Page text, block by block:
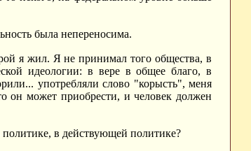
была непереносима.
я жил. Я не принимал того общества, в
идеологии: в вере в общее благо, в
употребляли слово "корысть", меня
он может приобрести, и человек должен
в действующей политике?